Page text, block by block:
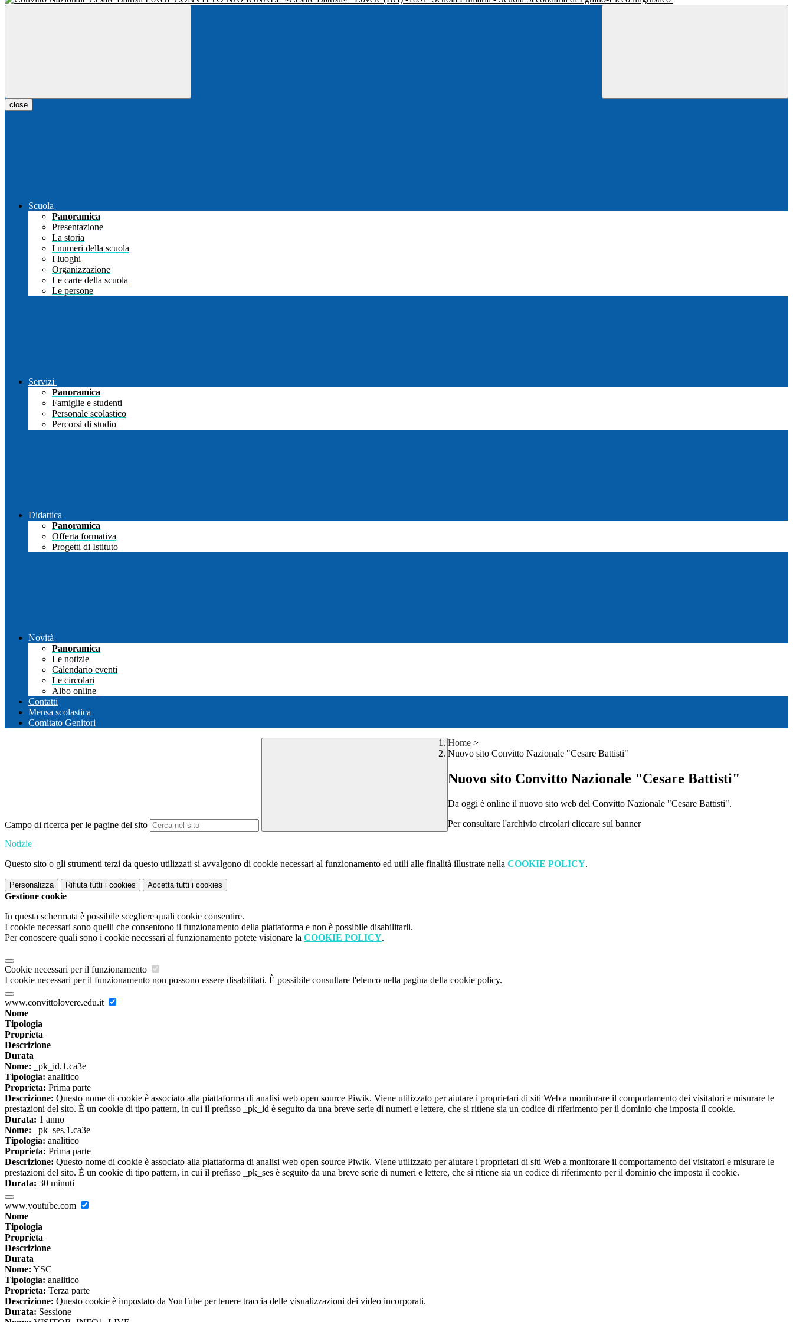
close
Scuola
Panoramica
Presentazione
La storia
I numeri della scuola
I luoghi
Organizzazione
Le carte della scuola
Le persone
Servizi
Panoramica
Famiglie e studenti
Personale scolastico
Percorsi di studio
Didattica
Panoramica
Offerta formativa
Progetti di Istituto
Novità
Panoramica
Le notizie
Calendario eventi
Le circolari
Albo online
Contatti
Mensa scolastica
Comitato Genitori
Campo di ricerca per le pagine del sito
Home >
Nuovo sito Convitto Nazionale "Cesare Battisti"
Nuovo sito Convitto Nazionale "Cesare Battisti"
Da oggi è online il nuovo sito web del Convitto Nazionale "Cesare Battisti".
Per consultare l'archivio circolari cliccare sul banner
Notizie
Questo sito o gli strumenti terzi da questo utilizzati si avvalgono di cookie necessari al funzionamento ed utili alle finalità illustrate nella COOKIE POLICY.
Personalizza Rifiuta tutti i cookies Accetta tutti i cookies
Gestione cookie
In questa schermata è possibile scegliere quali cookie consentire.
I cookie necessari sono quelli che consentono il funzionamento della piattaforma e non è possibile disabilitarli.
Per conoscere quali sono i cookie necessari al funzionamento potete visionare la COOKIE POLICY.
Cookie necessari per il funzionamento
I cookie necessari per il funzionamento non possono essere disabilitati. È possibile consultare l'elenco nella pagina della cookie policy.
www.convittolovere.edu.it
Nome
Tipologia
Proprieta
Descrizione
Durata
Nome: _pk_id.1.ca3e
Tipologia: analitico
Proprieta: Prima parte
Descrizione: Questo nome di cookie è associato alla piattaforma di analisi web open source Piwik. Viene utilizzato per aiutare i proprietari di siti Web a monitorare il comportamento dei visitatori e misurare le
prestazioni del sito. È un cookie di tipo pattern, in cui il prefisso _pk_id è seguito da una breve serie di numeri e lettere, che si ritiene sia un codice di riferimento per il dominio che imposta il cookie.
Durata: 1 anno
Nome: _pk_ses.1.ca3e
Tipologia: analitico
Proprieta: Prima parte
Descrizione: Questo nome di cookie è associato alla piattaforma di analisi web open source Piwik. Viene utilizzato per aiutare i proprietari di siti Web a monitorare il comportamento dei visitatori e misurare le
prestazioni del sito. È un cookie di tipo pattern, in cui il prefisso _pk_ses è seguito da una breve serie di numeri e lettere, che si ritiene sia un codice di riferimento per il dominio che imposta il cookie.
Durata: 30 minuti
www.youtube.com
Nome
Tipologia
Proprieta
Descrizione
Durata
Nome: YSC
Tipologia: analitico
Proprieta: Terza parte
Descrizione: Questo cookie è impostato da YouTube per tenere traccia delle visualizzazioni dei video incorporati.
Durata: Sessione